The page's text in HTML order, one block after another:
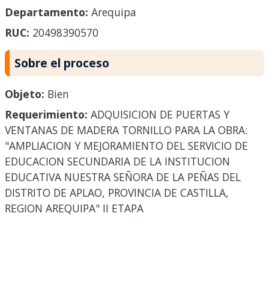
Departamento: Arequipa
RUC: 20498390570
Sobre el proceso
Objeto: Bien
Requerimiento: ADQUISICION DE PUERTAS Y
VENTANAS DE MADERA TORNILLO PARA LA OBRA:
"AMPLIACION Y MEJORAMIENTO DEL SERVICIO DE
EDUCACION SECUNDARIA DE LA INSTITUCION
EDUCATIVA NUESTRA SEÑORA DE LA PEÑAS DEL
DISTRITO DE APLAO, PROVINCIA DE CASTILLA,
REGION AREQUIPA" II ETAPA